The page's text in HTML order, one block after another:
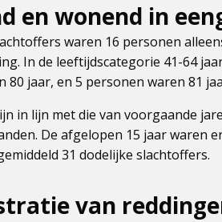
en wonend in
waren 16 personen
In de leeftijdscategorie 41-64
80 jaar, en 5 personen waren 81
in lijn met die van voorgaande
De afgelopen 15 jaar waren
31 dodelijke slachtoffers.
van